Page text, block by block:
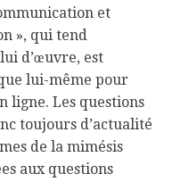
et
», qui tend
d’œuvre, est
lui-même pour
ligne. Les questions
toujours d’actualité
de la mimésis
aux questions